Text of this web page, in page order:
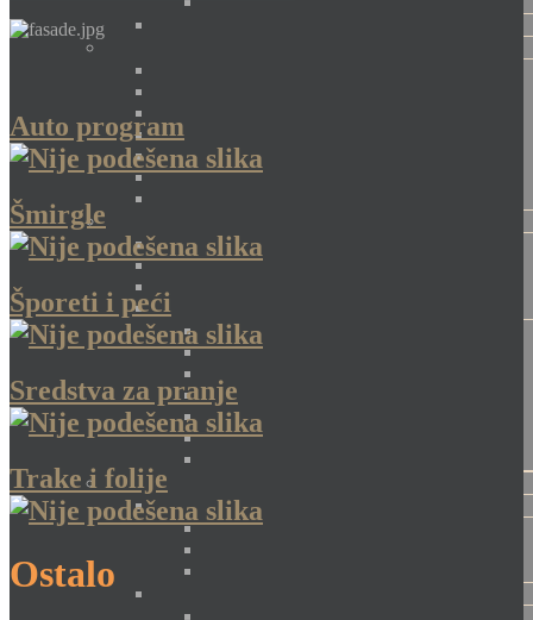
Auto program
Šmirgle
Šporeti i peći
Sredstva za pranje
Trake i folije
Ostalo